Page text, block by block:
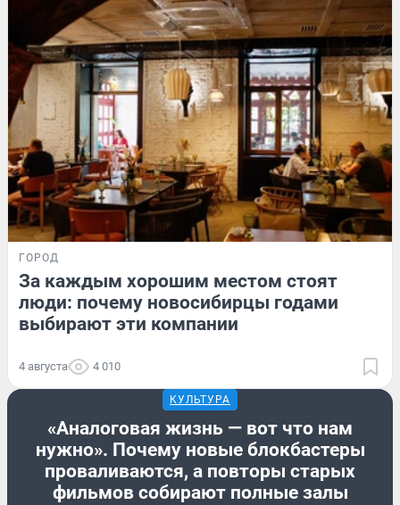
ГОРОД
За каждым хорошим местом стоят
люди: почему новосибирцы годами
выбирают эти компании
4 августа 4 010
КУЛЬТУРА
«Аналоговая жизнь — вот что нам
нужно». Почему новые блокбастеры
проваливаются, а повторы старых
фильмов собирают полные залы